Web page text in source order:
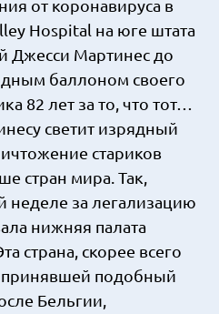
от коронавируса в
Hospital на юге штата
Джесси Мартинес до
баллоном своего
82 лет за то, что тот…
светит изрядный
стариков
стран мира. Так,
неделе за легализацию
нижняя палата
страна, скорее всего
принявшей подобный
Бельгии,